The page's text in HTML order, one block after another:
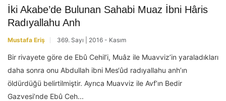
İki Akabe’de Bulunan Sahabi Muaz İbni Hâris
Radıyallahu Anh
Mustafa Eriş 369. Sayı | 2016 - Kasım
Bir rivayete göre de Ebû Cehil’i, Muâz ile Muavviz’in yaraladıkları
daha sonra onu Abdullah ibni Mes‘ûd radıyallahu anh’ın
öldürdüğü belirtilmiştir. Ayrıca Muavviz ile Avf’ın Bedir
Gazvesi’nde Ebû Ceh...